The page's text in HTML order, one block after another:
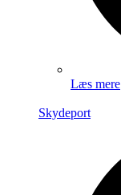
Læs mere
Skydeport